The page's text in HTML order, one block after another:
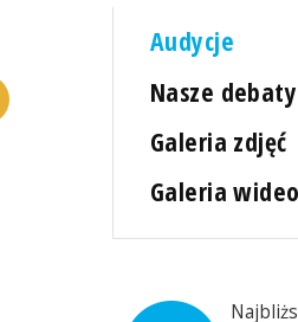
Audycje
Nasze debaty
Galeria zdjęć
Galeria wideo